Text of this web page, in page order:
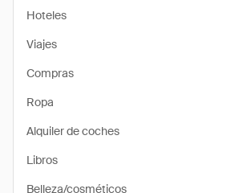
Hoteles
Viajes
Compras
Ropa
Alquiler de coches
Libros
Belleza/cosméticos